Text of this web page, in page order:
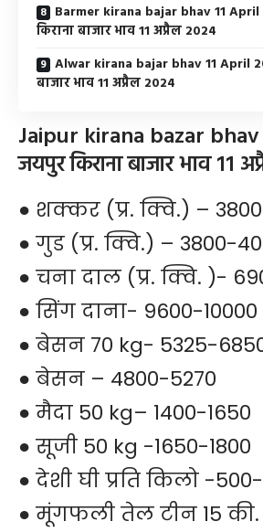
Barmer kirana bajar bhav 11
किराना बाजार भाव 11 अप्रैल 2024
Alwar kirana bajar bhav 11 April
बाजार भाव 11 अप्रैल 2024
Jaipur kirana bazar
जयपुर किराना बाजार भाव 11
● शक्कर (प्र. क्वि.) –
● गुड (प्र. क्वि.) – 3800-
● चना दाल (प्र. क्वि. )-
● सिंग दाना- 9600-10000
● बेसन 70 kg- 5325-
● बेसन – 4800-5270
● मैदा 50 kg– 1400-1650
● सूजी 50 kg -1650-1800
● देशी घी प्रति किलो -
● मूंगफली तेल टीन 15 की.